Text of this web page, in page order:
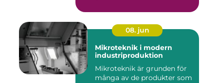
08. jun
Mikroteknik i modern
industriproduktion
Mikroteknik är grunden för
många av de produkter som